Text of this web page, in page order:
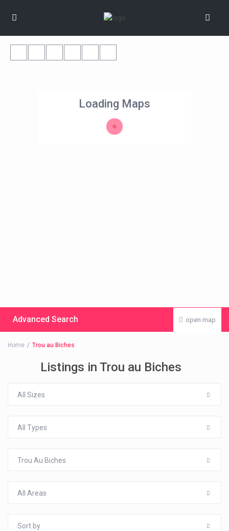
Loading Maps
open map
Advanced Search
Home Trou au Biches
Listings in Trou au Biches
All Sizes
All Types
Trou Au Biches
All Areas
Sort by